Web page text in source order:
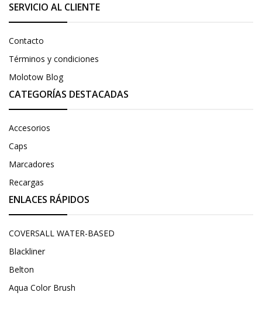
SERVICIO AL CLIENTE
Contacto
Términos y condiciones
Molotow Blog
CATEGORÍAS DESTACADAS
Accesorios
Caps
Marcadores
Recargas
ENLACES RÁPIDOS
COVERSALL WATER-BASED
Blackliner
Belton
Aqua Color Brush